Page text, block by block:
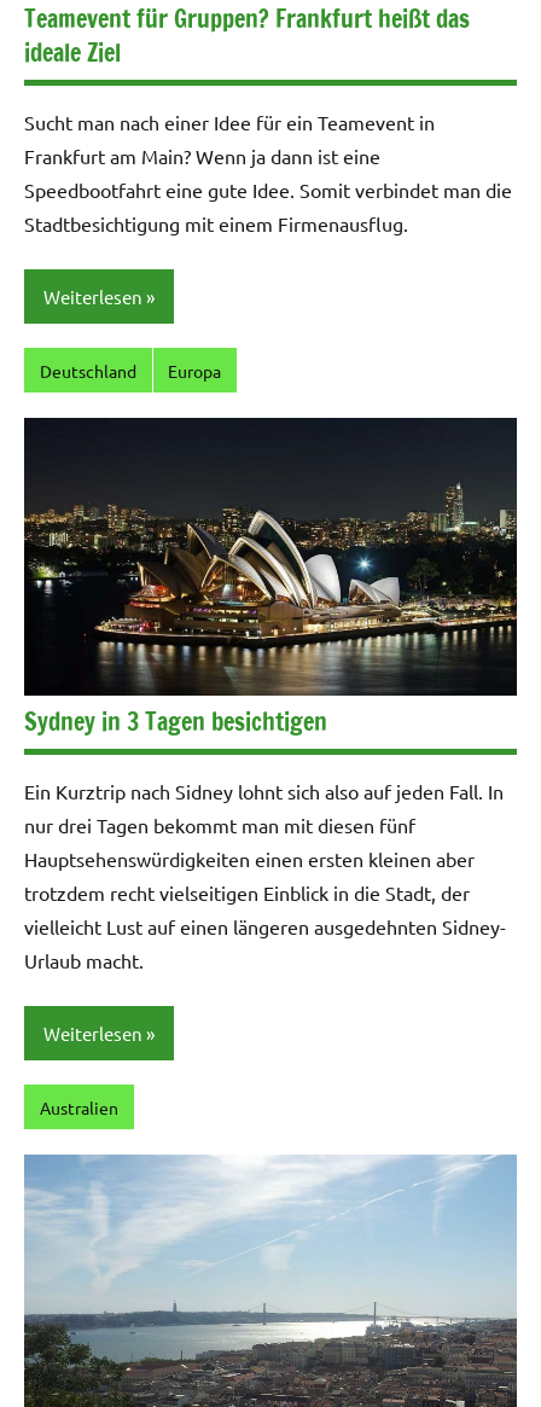
Teamevent für Gruppen? Frankfurt heißt das
ideale Ziel
Sucht man nach einer Idee für ein Teamevent in
Frankfurt am Main? Wenn ja dann ist eine
Speedbootfahrt eine gute Idee. Somit verbindet man die
Stadtbesichtigung mit einem Firmenausflug.
Weiterlesen
Deutschland Europa
Sydney in 3 Tagen besichtigen
Ein Kurztrip nach Sidney lohnt sich also auf jeden Fall. In
nur drei Tagen bekommt man mit diesen fünf
Hauptsehenswürdigkeiten einen ersten kleinen aber
trotzdem recht vielseitigen Einblick in die Stadt, der
vielleicht Lust auf einen längeren ausgedehnten Sidney-
Urlaub macht.
Weiterlesen
Australien